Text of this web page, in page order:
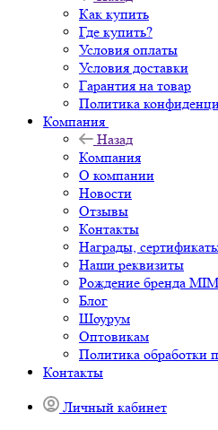
Как купить
Где купить?
Условия оплаты
Условия доставки
Гарантия на товар
Политика
Компания
Назад
Компания
О компании
Новости
Отзывы
Контакты
Награды,
Наши реквизиты
Рождение бренда
Блог
Шоурум
Оптовикам
Политика обработки
Контакты
Личный кабинет